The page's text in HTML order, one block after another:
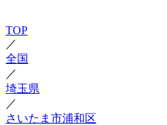
TOP
／
全国
／
埼玉県
／
さいたま市浦和区